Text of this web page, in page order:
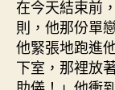
在今天結束前
則，他那份單
他緊張地跑進
下室，那裡放